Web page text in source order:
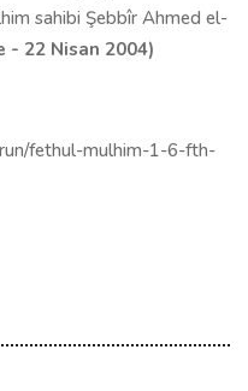
sahibi Şebbîr Ahmed el-
- 22 Nisan 2004)
fethul-mulhim-1-6-fth-